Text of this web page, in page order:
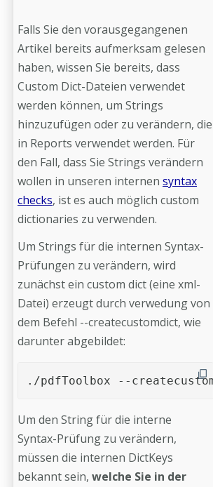
Falls Sie den vorausgegangenen
Artikel bereits aufmerksam gelesen
haben, wissen Sie bereits, dass
Custom Dict-Dateien verwendet
werden können, um Strings
hinzuzufügen oder zu verändern, die
in Reports verwendet werden. Für
den Fall, dass Sie Strings verändern
wollen in unseren internen syntax
checks, ist es auch möglich custom
dictionaries zu verwenden.
Um Strings für die internen Syntax-
Prüfungen zu verändern, wird
zunächst ein custom dict (eine xml-
Datei) erzeugt durch verwedung von
dem Befehl --createcustomdict, wie
darunter abgebildet:
./pdfToolbox --
Um den String für die interne
Syntax-Prüfung zu verändern,
müssen die internen DictKeys
bekannt sein, welche Sie in der